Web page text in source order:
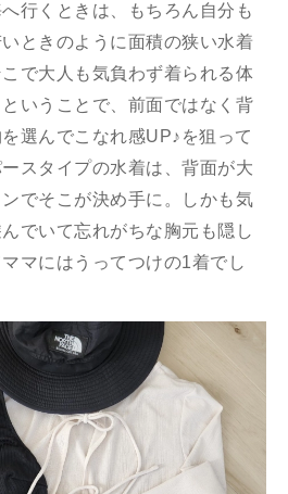
行くときは、もちろん自分も
ときのように面積の狭い水着
で大人も気負わず着られる体
いうことで、前面ではなく背
選んでこなれ感UP♪を狙って
スタイプの水着は、背面が大
でそこが決め手に。しかも気
でいて忘れがちな胸元も隠し
マにはうってつけの1着でし